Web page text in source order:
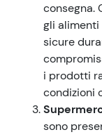
consegna.
gli
sicure
i prodotti
condizioni
sono